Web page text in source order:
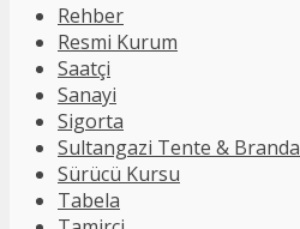
Rehber
Resmi Kurum
Saatçi
Sanayi
Sigorta
Sultangazi Tente & Branda
Sürücü Kursu
Tabela